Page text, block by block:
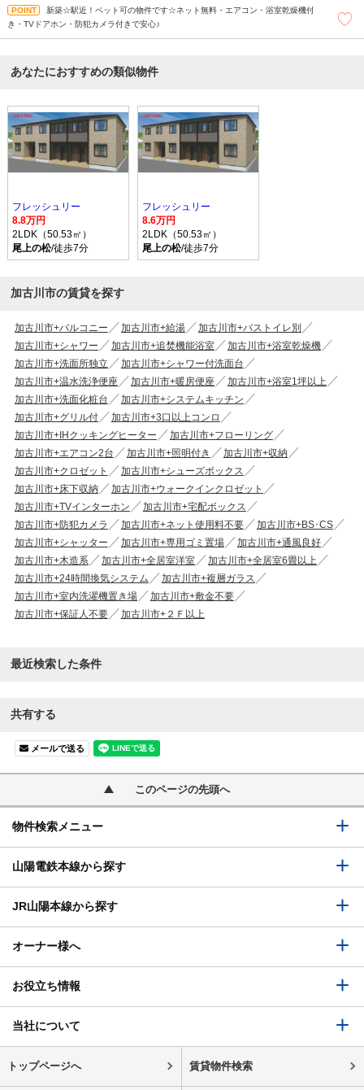
新築☆駅近！ペット可の物件です☆ネット無料・エアコン・浴室乾燥機付
き・TVドアホン・防犯カメラ付きで安心♪
あなたにおすすめの類似物件
フレッシュリー
8.8万円
2LDK（50.53㎡）
尾上の松/徒歩7分
フレッシュリー
8.6万円
2LDK（50.53㎡）
尾上の松/徒歩7分
加古川市の賃貸を探す
加古川市+バルコニー 加古川市+給湯
加古川市+バストイレ別
加古川市+シャワー
加古川市+追焚機能浴室
加古川市+浴室乾燥機
加古川市+洗面所独立
加古川市+シャワー付洗面台
加古川市+温水洗浄便座
加古川市+暖房便座
加古川市+浴室1坪以上
加古川市+洗面化粧台
加古川市+システムキッチン
加古川市+グリル付
加古川市+3口以上コンロ
加古川市+IHクッキングヒーター
加古川市+フローリング
加古川市+エアコン2台
加古川市+照明付き
加古川市+収納
加古川市+クロゼット
加古川市+シューズボックス
加古川市+床下収納
加古川市+ウォークインクロゼット
加古川市+TVインターホン
加古川市+宅配ボックス
加古川市+防犯カメラ
加古川市+ネット使用料不要
加古川市+BS･CS
加古川市+シャッター
加古川市+専用ゴミ置場
加古川市+通風良好
加古川市+木造系
加古川市+全居室洋室
加古川市+全居室6畳以上
加古川市+24時間換気システム
加古川市+複層ガラス
加古川市+室内洗濯機置き場
加古川市+敷金不要
加古川市+保証人不要
加古川市+２Ｆ以上
最近検索した条件
共有する
メールで送る
このページの先頭へ
物件検索メニュー
山陽電鉄本線から探す
JR山陽本線から探す
オーナー様へ
お役立ち情報
当社について
トップページへ 賃貸物件検索